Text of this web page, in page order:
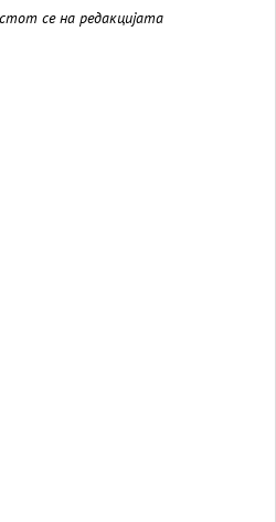
се на редакцијата